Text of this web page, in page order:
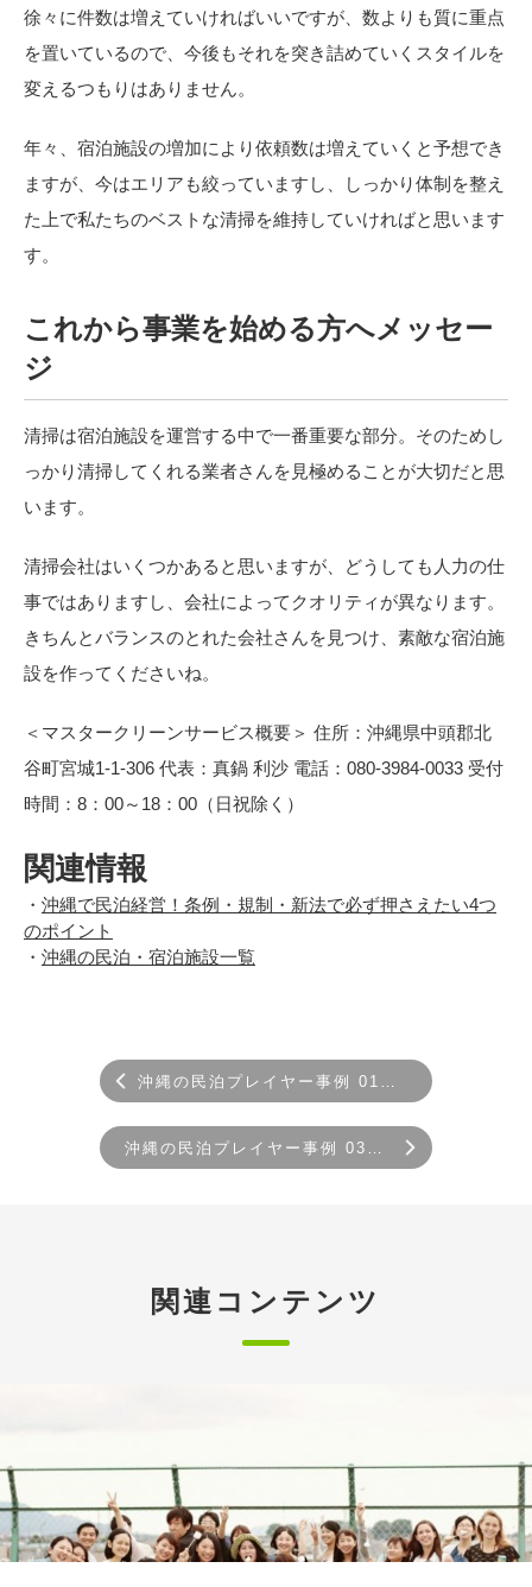
徐々に件数は増えていければいいですが、数よりも質に重点
を置いているので、今後もそれを突き詰めていくスタイルを
変えるつもりはありません。
年々、宿泊施設の増加により依頼数は増えていくと予想でき
ますが、今はエリアも絞っていますし、しっかり体制を整え
た上で私たちのベストな清掃を維持していければと思います
す。
これから事業を始める方へメッセー
ジ
清掃は宿泊施設を運営する中で一番重要な部分。そのためし
っかり清掃してくれる業者さんを見極めることが大切だと思
います。
清掃会社はいくつかあると思いますが、どうしても人力の仕
事ではありますし、会社によってクオリティが異なります。
きちんとバランスのとれた会社さんを見つけ、素敵な宿泊施
設を作ってくださいね。
＜マスタークリーンサービス概要＞ 住所：沖縄県中頭郡北
谷町宮城1-1-306 代表：真鍋 利沙 電話： 080-3984-0033 受付
時間： 8 ： 00～ 18 ： 00 （日祝除く）
関連情報
沖縄で民泊経営！条例・規制・新法で必ず押さえたい4つ
のポイント
沖縄の民泊・宿泊施設一覧
沖縄の民泊プレイヤー事例 01：モーテル
沖縄の民泊プレイヤー事例 03：民泊清掃会社
関連コンテンツ